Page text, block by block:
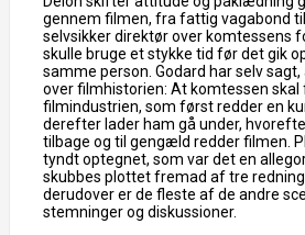
gennem filmen, fra fattig vagabond til
selvsikker direktør over komtessens
skulle bruge et stykke tid før det gik
samme person. Godard har selv
over filmhistorien: At komtessen skal
filmindustrien, som først redder en
derefter lader ham gå under,
tilbage og til gengæld redder filmen.
tyndt optegnet, som var det en
skubbes plottet fremad af tre
derudover er de fleste af de andre
stemninger og diskussioner.